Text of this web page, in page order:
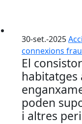
30-set.-2025
connexions
El
habitatges
poden
i altres